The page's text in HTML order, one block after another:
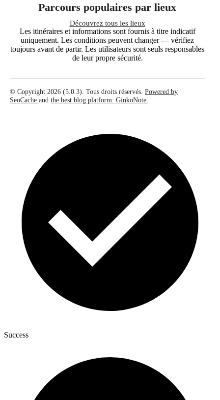
Parcours populaires par lieux
Découvrez tous les lieux
Les itinéraires et informations sont fournis à titre indicatif
uniquement. Les conditions peuvent changer — vérifiez
toujours avant de partir. Les utilisateurs sont seuls responsables
de leur propre sécurité.
© Copyright 2026 (5.0.3). Tous droits réservés. Powered by
SeoCache and the best blog platform: GinkoNote.
Success